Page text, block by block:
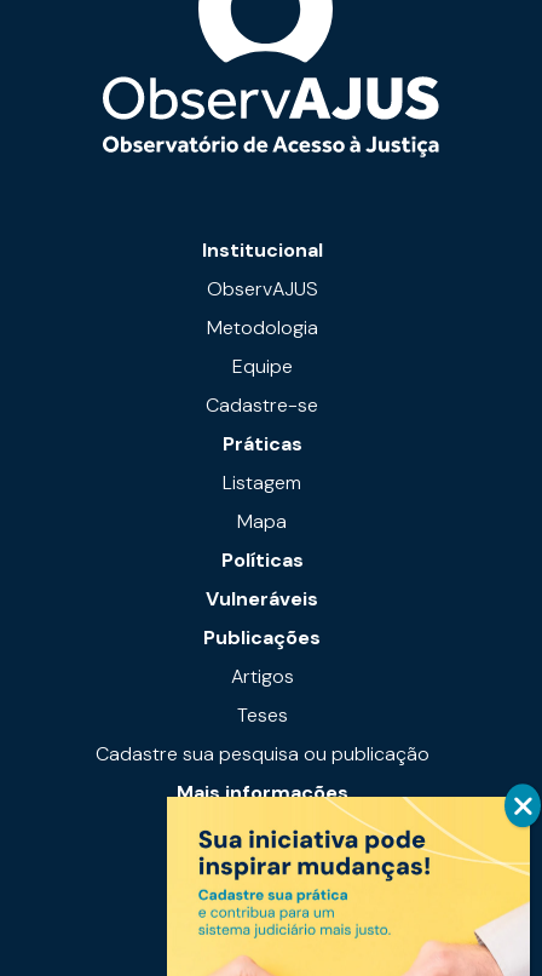
Institucional
ObservAJUS
Metodologia
Equipe
Cadastre-se
Práticas
Listagem
Mapa
Políticas
Vulneráveis
Publicações
Artigos
Teses
Cadastre sua pesquisa ou publicação
Mais informações
Notícias
Links úteis
Fale conosco